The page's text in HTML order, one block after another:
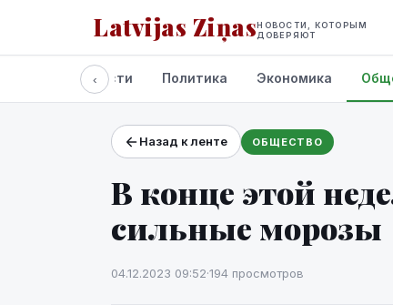
Latvijas ZiņasНОВОСТИ, КОТОРЫМ
ДОВЕРЯЮТ
Проекты и сервисы
‹
Все новости Политика Экономика
Назад к ленте ОБЩЕСТВО
В конце этой
сильные морозы
04.12.2023 09:52·194 просмотров